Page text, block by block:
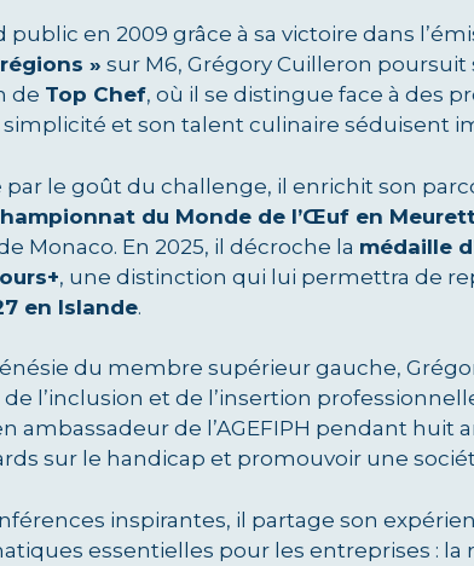
public en 2009 grâce à sa victoire dans
» sur M6, Grégory Cuilleron
de Top Chef, où il se distingue face à des
et son talent culinaire séduisent
le goût du challenge, il enrichit son
du Monde de l’Œuf en
Monaco. En 2025, il décroche la médaille
, une distinction qui lui permettra de
en Islande.
du membre supérieur gauche,
l’inclusion et de l’insertion
ambassadeur de l’AGEFIPH pendant
sur le handicap et promouvoir une
inspirantes, il partage son
essentielles pour les entreprises : la